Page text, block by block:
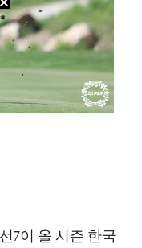
7이 올 시즌 한국